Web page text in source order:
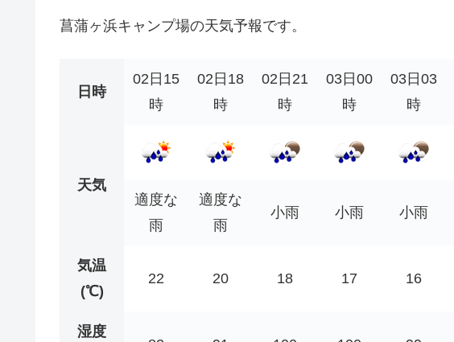
菖蒲ヶ浜キャンプ場の天気予報です。
日時
02日15
時
02日18
時
02日21
時
03日00
時
03日03
時
天気
適度な
雨
適度な
雨
小雨 小雨 小雨
気温
(℃)
22 20 18 17 16
湿度